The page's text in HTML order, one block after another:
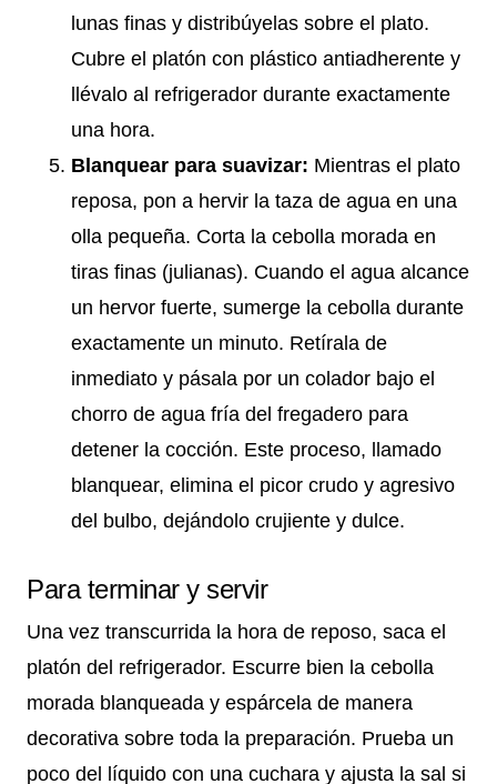
lunas finas y distribúyelas sobre el plato.
Cubre el platón con plástico antiadherente y
llévalo al refrigerador durante exactamente
una hora.
Blanquear para suavizar: Mientras el plato
reposa, pon a hervir la taza de agua en una
olla pequeña. Corta la cebolla morada en
tiras finas (julianas). Cuando el agua alcance
un hervor fuerte, sumerge la cebolla durante
exactamente un minuto. Retírala de
inmediato y pásala por un colador bajo el
chorro de agua fría del fregadero para
detener la cocción. Este proceso, llamado
blanquear, elimina el picor crudo y agresivo
del bulbo, dejándolo crujiente y dulce.
Para terminar y servir
Una vez transcurrida la hora de reposo, saca el
platón del refrigerador. Escurre bien la cebolla
morada blanqueada y espárcela de manera
decorativa sobre toda la preparación. Prueba un
poco del líquido con una cuchara y ajusta la sal si